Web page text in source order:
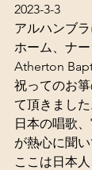
2023-3-3
アルハンブ
ホーム、ナ
Atherton
祝ってのお
て頂きました
日本の唱歌
が熱心に聞い
ここは日本